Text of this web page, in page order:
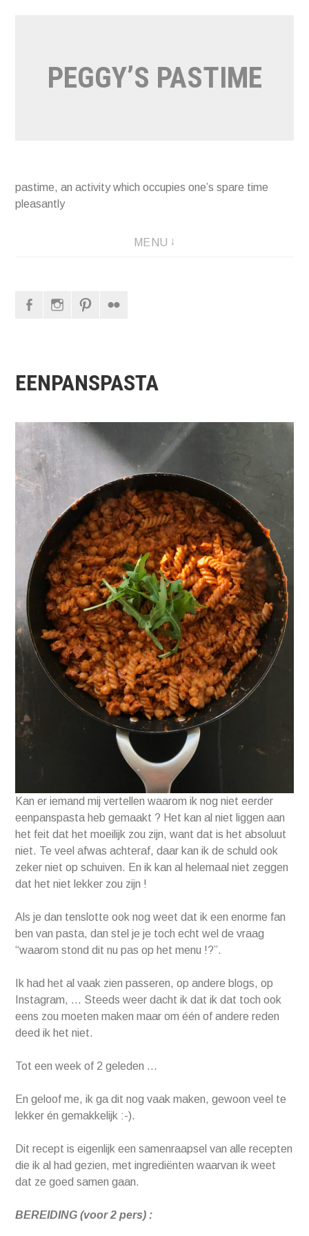
springenPEGGY’S PASTIME
pastime, an activity which occupies one’s spare time
pleasantly
MENU
FacebookInstagram
EENPANSPASTA
Kan er iemand mij vertellen waarom ik nog niet eerder
eenpanspasta heb gemaakt ? Het kan al niet liggen aan
het feit dat het moeilijk zou zijn, want dat is het absoluut
niet. Te veel afwas achteraf, daar kan ik de schuld ook
zeker niet op schuiven. En ik kan al helemaal niet zeggen
dat het niet lekker zou zijn !
Als je dan tenslotte ook nog weet dat ik een enorme fan
ben van pasta, dan stel je je toch echt wel de vraag
“waarom stond dit nu pas op het menu !?”.
Ik had het al vaak zien passeren, op andere blogs, op
Instagram, … Steeds weer dacht ik dat ik dat toch ook
eens zou moeten maken maar om één of andere reden
deed ik het niet.
Tot een week of 2 geleden …
En geloof me, ik ga dit nog vaak maken, gewoon veel te
lekker én gemakkelijk :-).
Dit recept is eigenlijk een samenraapsel van alle recepten
die ik al had gezien, met ingrediënten waarvan ik weet
dat ze goed samen gaan.
BEREIDING (voor 2 pers) :